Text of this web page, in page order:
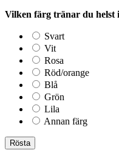
Vilken färg tränar du helst
Svart
Vit
Rosa
Röd/orange
Blå
Grön
Lila
Annan färg